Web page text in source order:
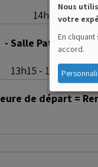
14h - 16h
- Salle Patria
13h15 - 14h15
de départ =
Use
of
and
Nous
votre
En
accord.